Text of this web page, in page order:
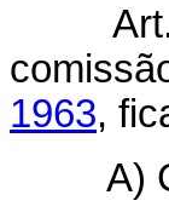
1963,
A)